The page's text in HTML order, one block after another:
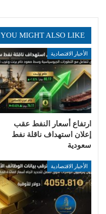
YOU MIGHT ALSO LIKE
الأخبار الاقتصادية
ارتفاع أسعار النفط عقب
إعلان استهداف ناقلة نفط
سعودية
الأخبار الاقتصادية